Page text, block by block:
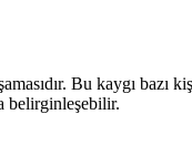
Bu kaygı bazı
belirginleşebilir.